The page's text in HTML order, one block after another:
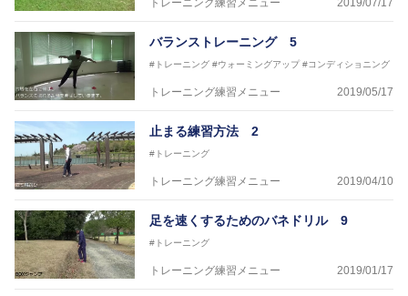
強化が出来る内容を～
トレーニング練習メニュー 2019/07/17
バランストレーニング 5
#トレーニング #ウォーミングアップ #コンディショニング
トレーニング練習メニュー 2019/05/17
止まる練習方法 2
#トレーニング
トレーニング練習メニュー 2019/04/10
足を速くするためのバネドリル 9
#トレーニング
トレーニング練習メニュー 2019/01/17